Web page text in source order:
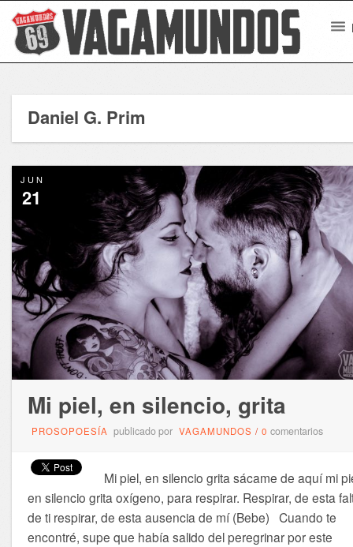
Daniel G. Prim
JUN
21
Mi piel, en silencio, grita
PROSOPOESÍA publicado por VAGAMUNDOS / 0 comentarios
Mi piel, en silencio grita sácame de aquí mi
en silencio grita oxígeno, para respirar. Respirar, de esta
de ti respirar, de esta ausencia de mí (Bebe) Cuando te
encontré, supe que había salido del peregrinar por este